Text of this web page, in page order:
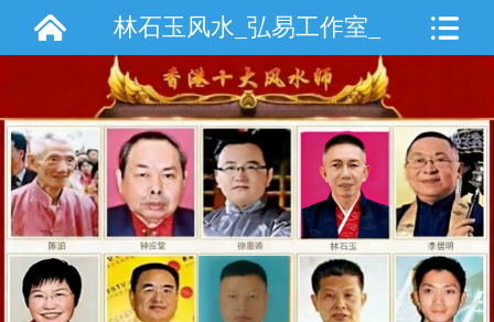
林石玉风水_弘易工作室_
手机站